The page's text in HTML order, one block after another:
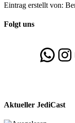
Eintrag erstellt von:
Folgt uns
Aktueller JediCast